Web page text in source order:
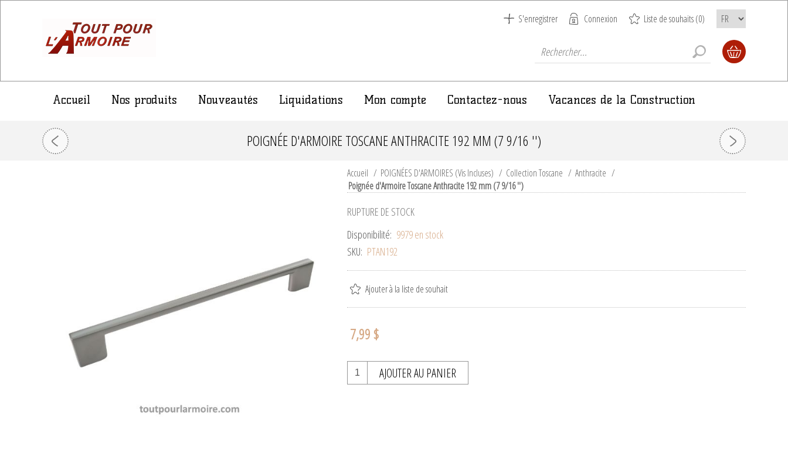
S'enregistrer Connexion Liste de souhaits(0)
Accueil Nos produits Nouveautés Liquidations Mon compte Contactez-nous Vacances de la Construction
POIGNÉE D'ARMOIRE TOSCANE ANTHRACITE 192 MM (7 9/16 '')
Accueil / POIGNÉES D'ARMOIRES (Vis Incluses) / Collection Toscane / Anthracite /
Poignée d'Armoire Toscane Anthracite 192 mm (7 9/16 '')
RUPTURE DE STOCK
Disponibilité: 9979 en stock
SKU: PTAN192
Ajouter à la liste de souhait
7,99 $
AJOUTER AU PANIER